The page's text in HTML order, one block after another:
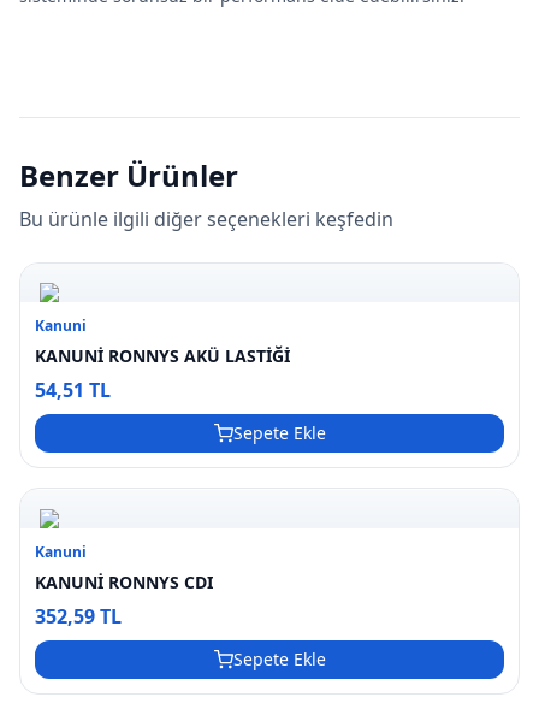
Benzer Ürünler
Bu ürünle ilgili diğer seçenekleri keşfedin
Kanuni
KANUNİ RONNYS AKÜ LASTİĞİ
54,51 TL
Sepete Ekle
Kanuni
KANUNİ RONNYS CDI
352,59 TL
Sepete Ekle